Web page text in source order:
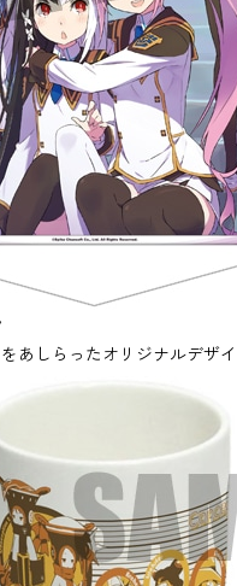
あしらったオリジナルデザ